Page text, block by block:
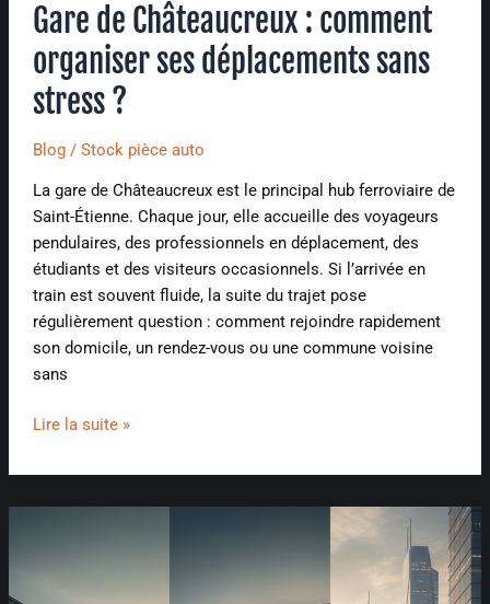
Gare de Châteaucreux : comment
organiser ses déplacements sans
stress ?
Blog/ Stock pièce auto
La gare de Châteaucreux est le principal hub ferroviaire de
Saint-Étienne. Chaque jour, elle accueille des voyageurs
pendulaires, des professionnels en déplacement, des
étudiants et des visiteurs occasionnels. Si l’arrivée en
train est souvent fluide, la suite du trajet pose
régulièrement question : comment rejoindre rapidement
son domicile, un rendez-vous ou une commune voisine
sans
Lire la suite »
une